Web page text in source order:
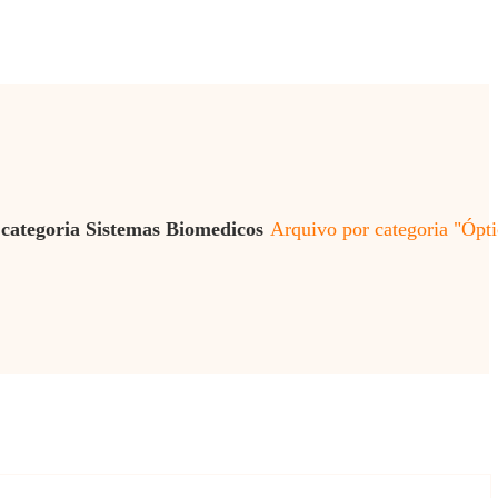
Sistemas Biomedicos Arquivo por categoria